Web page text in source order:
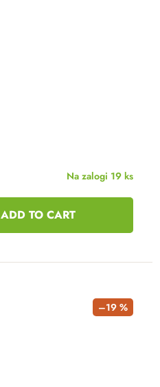
Na zalogi 19 ks
ADD TO CART
–19 %